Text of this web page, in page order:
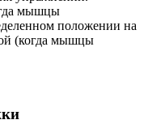
мышцы
положении на
(когда мышцы